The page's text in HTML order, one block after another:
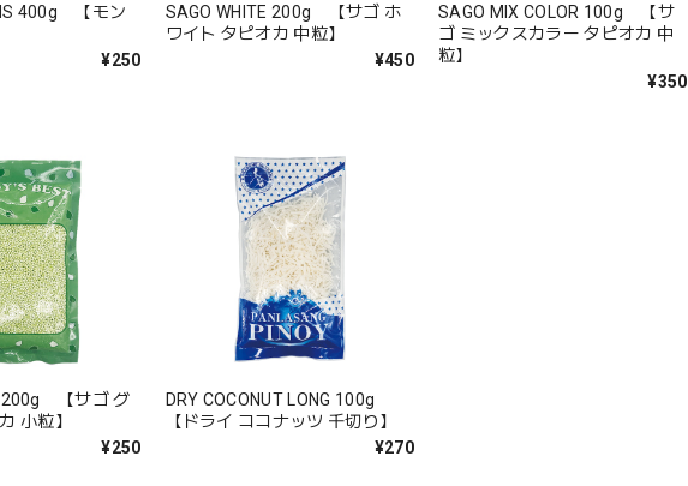
400g 【モン
¥250
SAGO WHITE 200g 【サゴ ホ
ワイト タピオカ 中粒】
¥450
SAGO MIX COLOR 100g 【サ
ゴ ミックスカラー タピオカ 中
粒】
¥350
200g 【サゴ グ
小粒】
¥250
DRY COCONUT LONG 100g
【ドライ ココナッツ 千切り】
¥270